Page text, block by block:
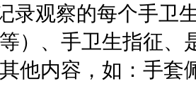
录观察的每个手卫
）、手卫生指征、
他内容，如：手套